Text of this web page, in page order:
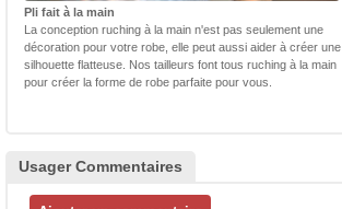
Pli fait à la main
La conception ruching à la main n'est pas seulement une
décoration pour votre robe, elle peut aussi aider à créer une
silhouette flatteuse. Nos tailleurs font tous ruching à la main
pour créer la forme de robe parfaite pour vous.
Usager Commentaires